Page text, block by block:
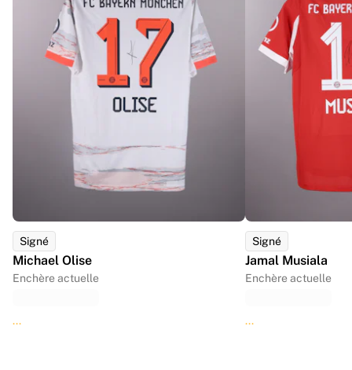
Signé
Michael Olise
Enchère actuelle
...
Signé
Jamal Musiala
Enchère actuelle
...